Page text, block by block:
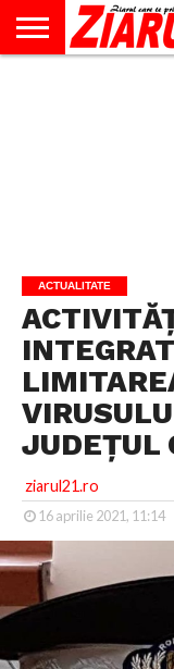
ACTUALITATE
JUDEȚUL
ziarul21.ro
16 aprilie 2021, 11:14